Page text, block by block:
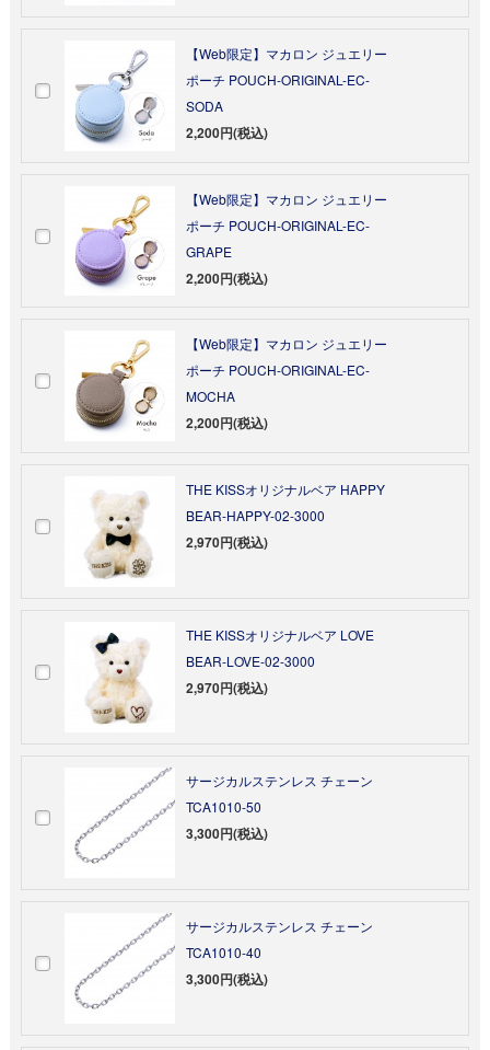
【Web限定】マカロン ジュエリー
ポーチ POUCH-ORIGINAL-EC-
SODA
2,200円(税込)
【Web限定】マカロン ジュエリー
ポーチ POUCH-ORIGINAL-EC-
GRAPE
2,200円(税込)
【Web限定】マカロン ジュエリー
ポーチ POUCH-ORIGINAL-EC-
MOCHA
2,200円(税込)
THE KISSオリジナルベア HAPPY
BEAR-HAPPY-02-3000
2,970円(税込)
THE KISSオリジナルベア LOVE
BEAR-LOVE-02-3000
2,970円(税込)
サージカルステンレス チェーン
TCA1010-50
3,300円(税込)
サージカルステンレス チェーン
TCA1010-40
3,300円(税込)